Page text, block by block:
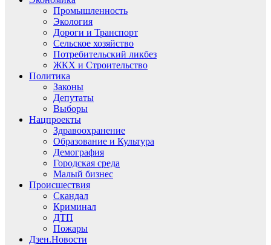
Промышленность
Экология
Дороги и Транспорт
Сельское хозяйство
Потребительский ликбез
ЖКХ и Строительство
Политика
Законы
Депутаты
Выборы
Нацпроекты
Здравоохранение
Образование и Культура
Демография
Городская среда
Малый бизнес
Происшествия
Скандал
Криминал
ДТП
Пожары
Дзен.Новости